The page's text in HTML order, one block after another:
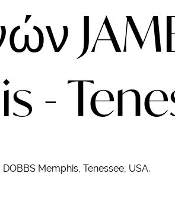
-
DOBBS Memphis, Tenessee, USA.